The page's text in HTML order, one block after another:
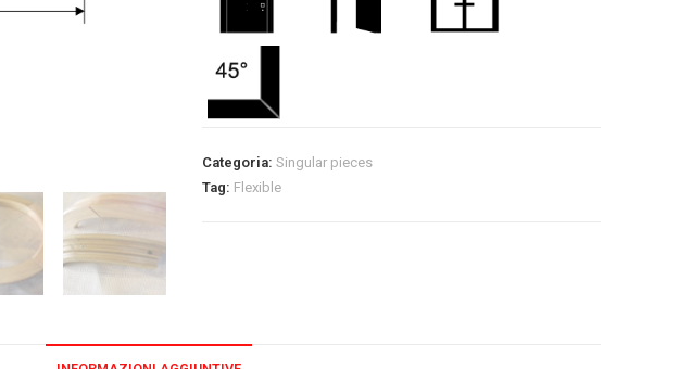
Categoria:Singular pieces
Tag: Flexible